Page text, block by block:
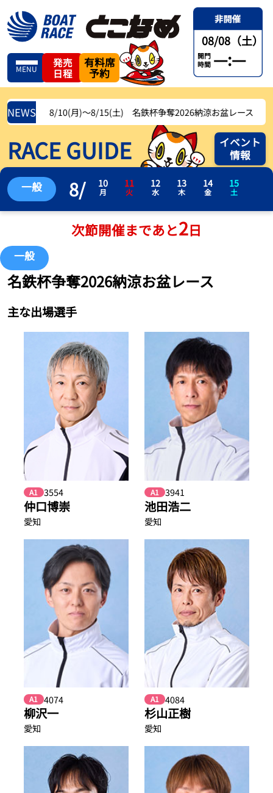
MENU
発売
日程
有料席
予約
08/08（土）
開門
時間 —:—
NEWS8/10(月)〜8/15(土) 名鉄杯争奪2026納涼お盆レース
RACE GUIDE
イベント
情報
一般 8/ 10
月
11
火
12
水
13
木
14
金
15
土
次節開催まであと2日
一般
名鉄杯争奪2026納涼お盆レース
主な出場選手
A1 3554
仲口博崇
愛知
A1 3941
池田浩二
愛知
A1 4074
柳沢一
愛知
A1 4084
杉山正樹
愛知